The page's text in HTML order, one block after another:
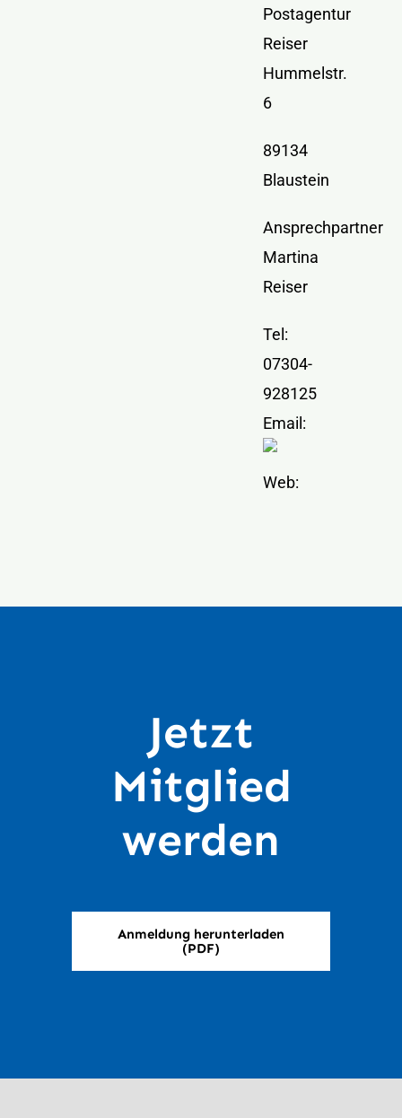
Postagentur
Reiser
Hummelstr.
6
89134
Blaustein
Ansprechpartner
Martina
Reiser
Tel:
07304-
928125
Email:
Web:
Jetzt
Mitglied
werden
Anmeldung herunterladen
(PDF)